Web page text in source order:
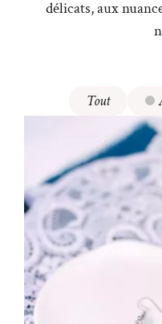
délicats, aux
Tout